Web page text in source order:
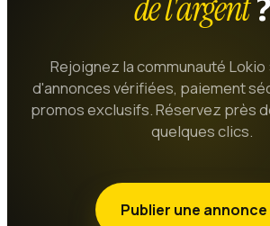
de l'argent?
Rejoignez la communauté
d'annonces vérifiées, paiement
promos exclusifs. Réservez près
quelques clics.
Publier une annonce